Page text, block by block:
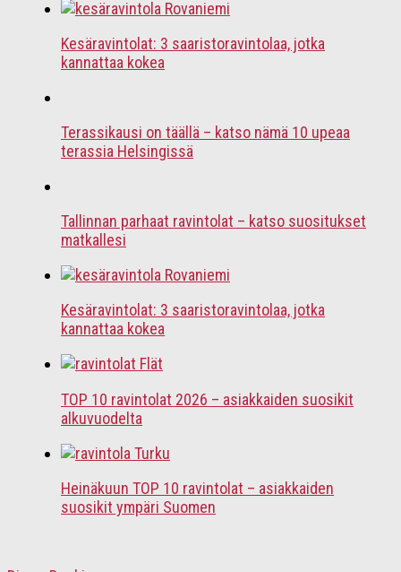
Kesäravintolat: 3 saaristoravintolaa, jotka
kannattaa kokea
Terassikausi on täällä – katso nämä 10 upeaa
terassia Helsingissä
Tallinnan parhaat ravintolat – katso suositukset
matkallesi
Kesäravintolat: 3 saaristoravintolaa, jotka
kannattaa kokea
TOP 10 ravintolat 2026 – asiakkaiden suosikit
alkuvuodelta
Heinäkuun TOP 10 ravintolat – asiakkaiden
suosikit ympäri Suomen